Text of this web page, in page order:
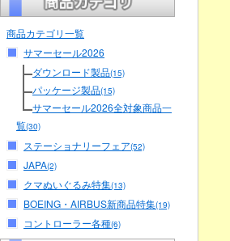
商品カテゴリ一覧
サマーセール2026
ダウンロード製品(15)
パッケージ製品(15)
サマーセール2026全対象商品一
覧(30)
ステーショナリーフェア(52)
JAPA(2)
クマぬいぐるみ特集(13)
BOEING・AIRBUS新商品特集(19)
コントローラー各種(6)